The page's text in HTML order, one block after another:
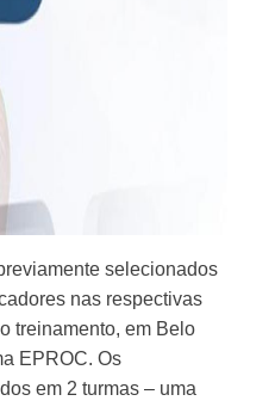
selecionados
nas respectivas
treinamento, em Belo
EPROC. Os
em 2 turmas – uma